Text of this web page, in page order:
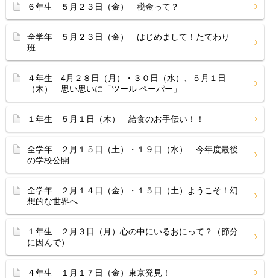
６年生 ５月２３日（金） 税金って？
全学年 ５月２３日（金） はじめまして！たてわり
班
４年生 4月２８日（月）・３０日（水）、５月１日
（木） 思い思いに「ツール ペーパー」
１年生 ５月１日（木） 給食のお手伝い！！
全学年 ２月１５日（土）・１９日（水） 今年度最後
の学校公開
全学年 ２月１４日（金）・１５日（土）ようこそ！幻
想的な世界へ
１年生 ２月３日（月）心の中にいるおにって？（節分
に因んで）
４年生 １月１７日（金）東京発見！